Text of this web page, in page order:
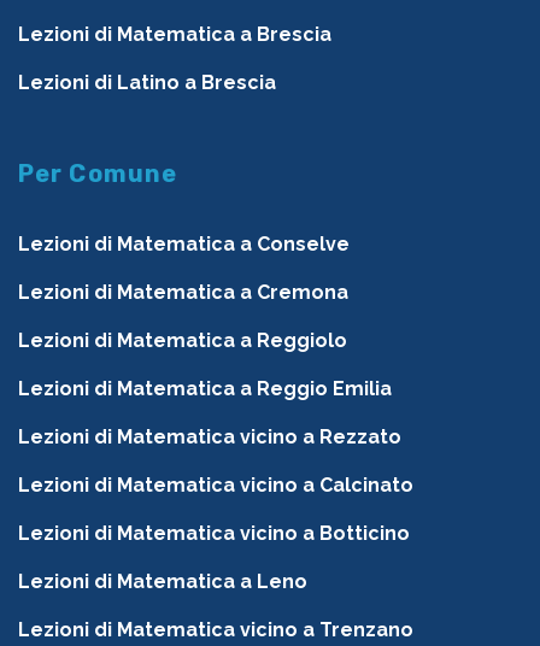
Lezioni di Matematica a Brescia
Lezioni di Latino a Brescia
Per Comune
Lezioni di Matematica a Conselve
Lezioni di Matematica a Cremona
Lezioni di Matematica a Reggiolo
Lezioni di Matematica a Reggio Emilia
Lezioni di Matematica vicino a Rezzato
Lezioni di Matematica vicino a Calcinato
Lezioni di Matematica vicino a Botticino
Lezioni di Matematica a Leno
Lezioni di Matematica vicino a Trenzano